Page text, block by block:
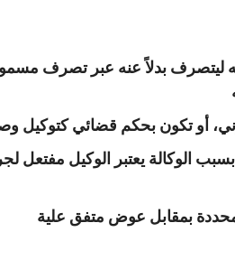
ليتصرف بدلاً عنه عبر تصرف
أو تكون بحكم قضائي كتوكيل
الوكالة يعتبر الوكيل مفتعل
بمقابل عوض متفق علية